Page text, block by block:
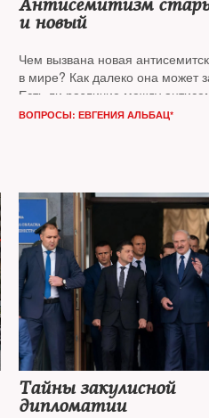
Антисемитизм
и новый
Чем вызвана новая
в мире? Как далеко она может
Есть ли различие между
и антисионизмом? Эти вопросы
ВОПРОСЫ: ЕВГЕНИЯ АЛЬБАЦ*
Тайны закулисной
дипломатии